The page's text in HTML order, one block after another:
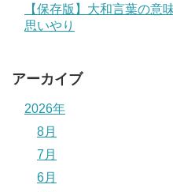
【保存版】大和言葉の意
思いやり
アーカイブ
2026年
8月
7月
6月